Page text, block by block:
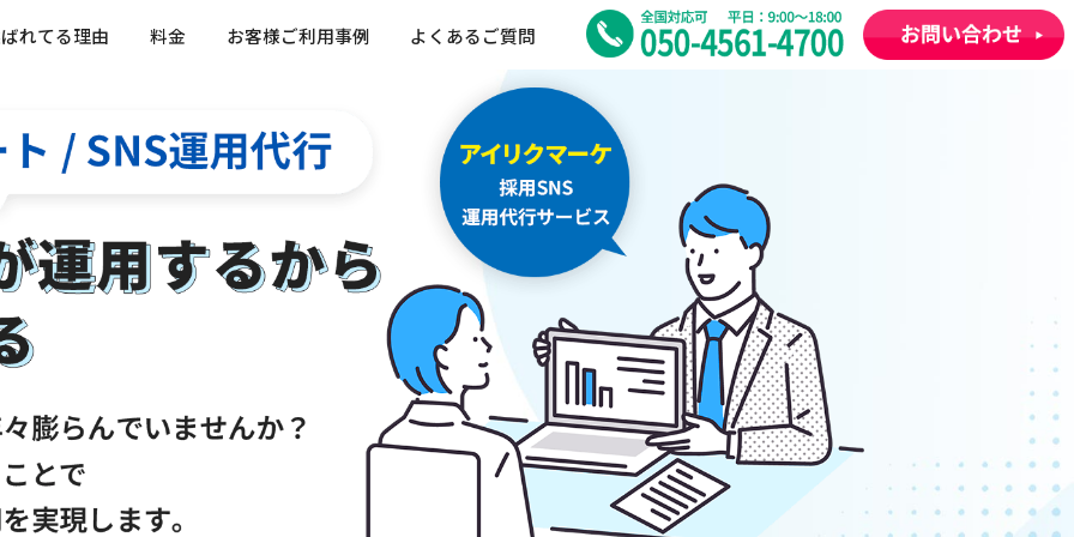
よくあるご質問
お客様ご利用事例
料金
れてる理由